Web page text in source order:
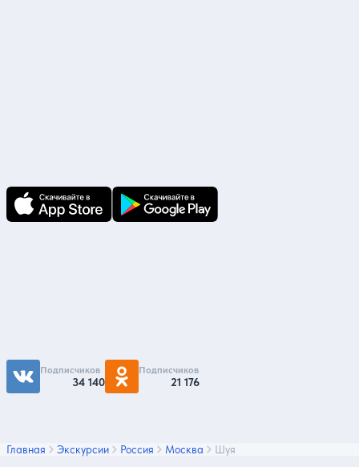
Подписчиков
34 140
Подписчиков
21 176
Главная Экскурсии Россия Москва Шуя